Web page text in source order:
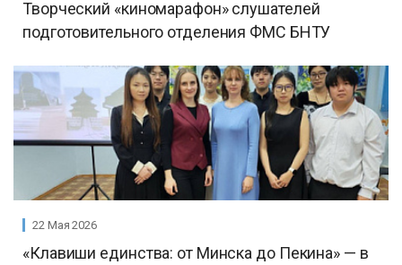
Творческий «киномарафон» слушателей
подготовительного отделения ФМС БНТУ
22 Мая 2026
«Клавиши единства: от Минска до Пекина» — в